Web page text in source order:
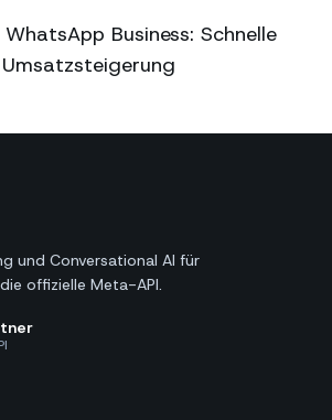
Business: Schnelle
und Conversational AI für
offizielle Meta-API.